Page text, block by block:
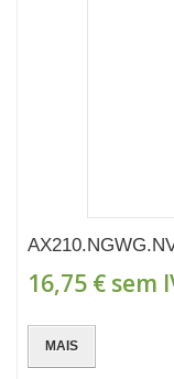
16,75 € sem
MAIS